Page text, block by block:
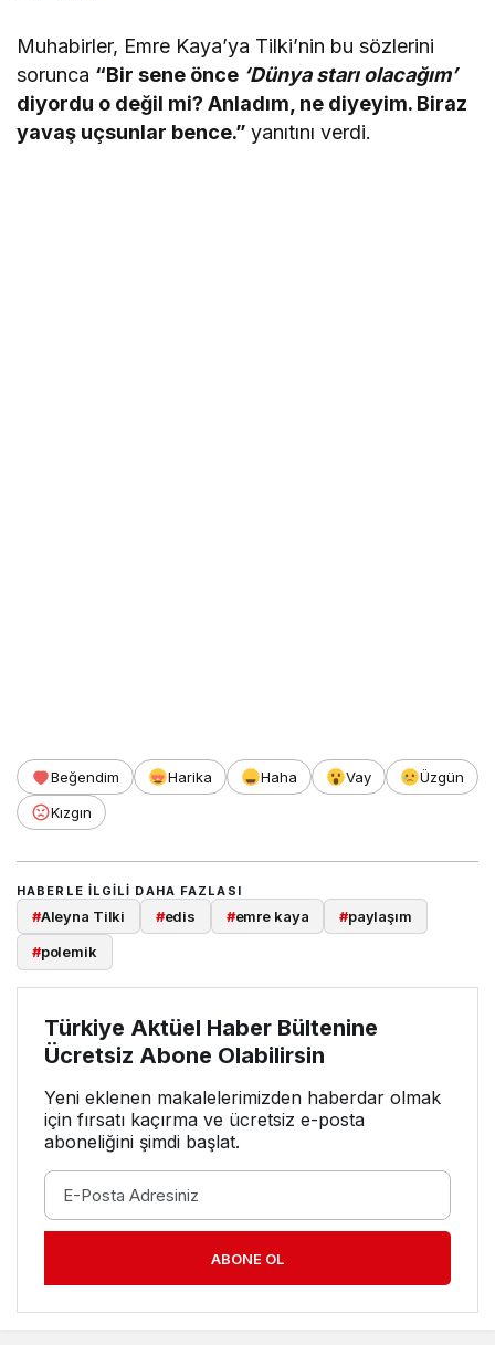
Muhabirler, Emre Kaya’ya Tilki’nin bu sözlerini
sorunca “Bir sene önce ‘Dünya starı olacağım’
diyordu o değil mi? Anladım, ne diyeyim. Biraz
yavaş uçsunlar bence.”yanıtını verdi.
Beğendim Harika Haha Vay
Üzgün
Kızgın
HABERLE ILGILI DAHA FAZLASI
#Aleyna Tilki #edis #emre kaya #paylaşım
#polemik
Türkiye Aktüel Haber Bültenine
Ücretsiz Abone Olabilirsin
Yeni eklenen makalelerimizden haberdar olmak
için fırsatı kaçırma ve ücretsiz e-posta
aboneliğini şimdi başlat.
ABONE OL